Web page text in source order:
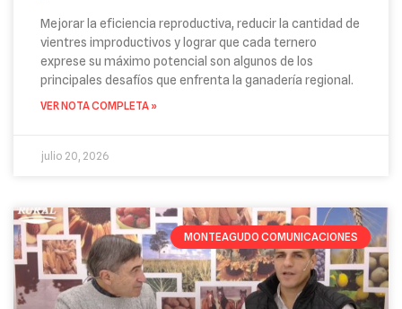
Mejorar la eficiencia reproductiva, reducir la cantidad de
vientres improductivos y lograr que cada ternero
exprese su máximo potencial son algunos de los
principales desafíos que enfrenta la ganadería regional.
VER NOTA COMPLETA »
julio 20, 2026
MONTEAGUDO COMUNICACIONES